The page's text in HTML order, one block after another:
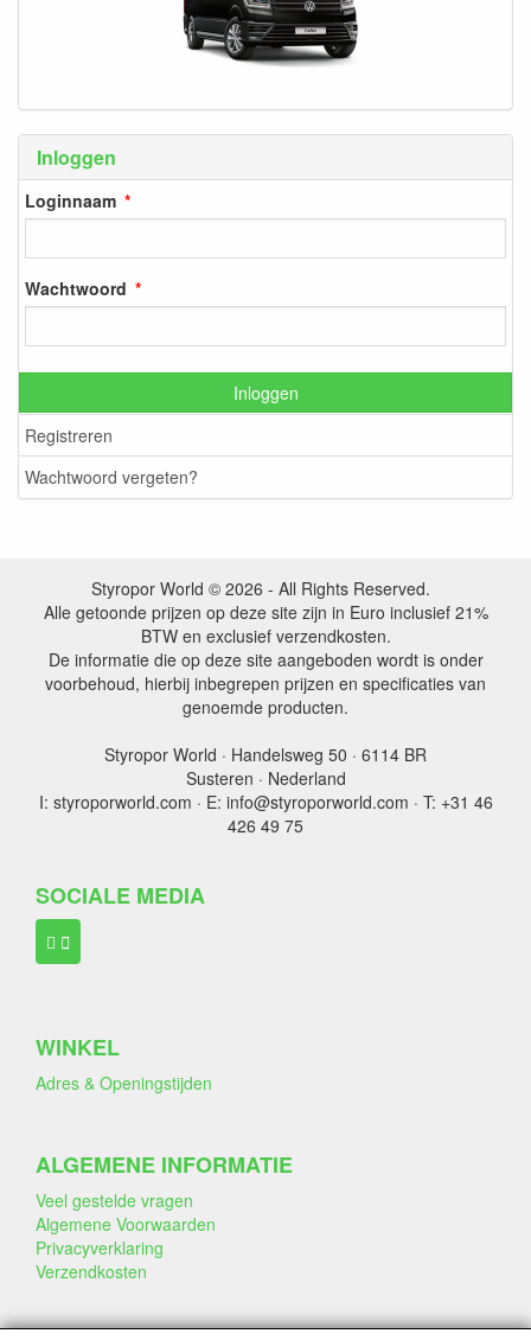
Inloggen
Loginnaam
Wachtwoord
Inloggen
Registreren
Wachtwoord vergeten?
Styropor World © 2026 - All Rights Reserved.
Alle getoonde prijzen op deze site zijn in Euro inclusief 21%
BTW en exclusief verzendkosten.
De informatie die op deze site aangeboden wordt is onder
voorbehoud, hierbij inbegrepen prijzen en specificaties van
genoemde producten.
Styropor World · Handelsweg 50 · 6114 BR
Susteren · Nederland
I: styroporworld.com · E: info@styroporworld.com · T: +31 46
426 49 75
SOCIALE MEDIA
WINKEL
Adres & Openingstijden
ALGEMENE INFORMATIE
Veel gestelde vragen
Algemene Voorwaarden
Privacyverklaring
Verzendkosten